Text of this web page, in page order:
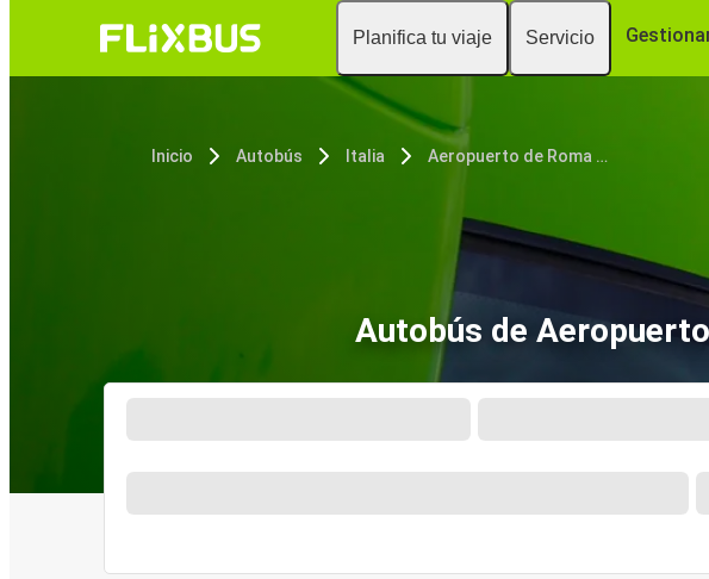
Planifica tu viaje Servicio
Inicio Autobús Italia Aeropuerto de Roma Fiumicino (FCO)
Autobús de